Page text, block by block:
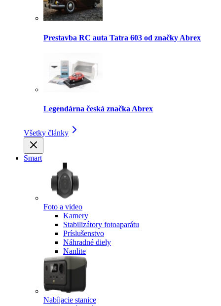
Prestavba RC auta Tatra 603 od značky Abrex
Legendárna česká značka Abrex
Všetky články
Smart
Foto a video
Kamery
Stabilizátory fotoaparátu
Príslušenstvo
Náhradné diely
Nanlite
Nabíjacie stanice